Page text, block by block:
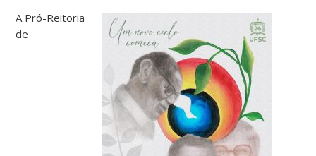
A Pró-Reitoria
de